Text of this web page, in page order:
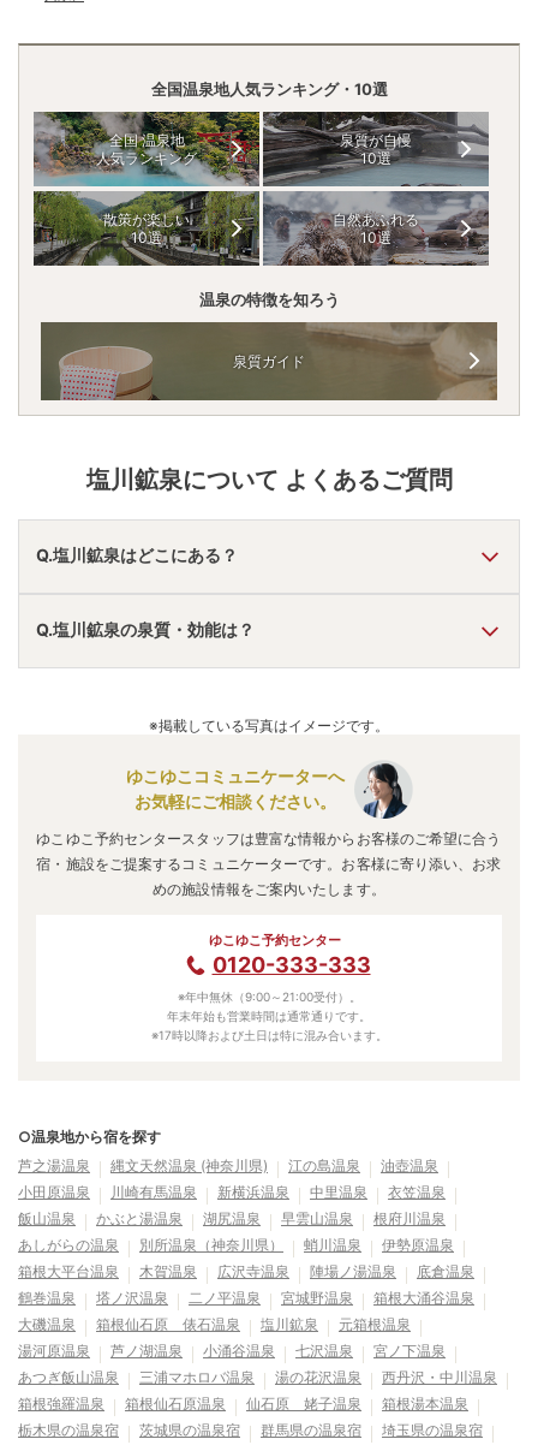
全国温泉地人気ランキング・10選
全国 温泉地
人気ランキング
泉質が自慢
10選
散策が楽しい
10選
自然あふれる
10選
温泉の特徴を知ろう
泉質ガイド
塩川鉱泉について よくあるご質問
Q.塩川鉱泉はどこにある？
A. 塩川鉱泉 は、神奈川県愛甲郡相川町半原914
にあります。
車でお越しの方は、東名高速道路厚木ICから車で約30分。
電車でお越しの方は、小田急線本厚木駅からバスで約1時
Q.塩川鉱泉の泉質・効能は？
※掲載している写真はイメージです。
ゆこゆこコミュニケーターへ
お気軽にご相談ください。
ゆこゆこ予約センタースタッフは豊富な情報からお客様のご希望に合う
宿・施設をご提案するコミュニケーターです。お客様に寄り添い、お求
めの施設情報をご案内いたします。
ゆこゆこ予約センター
0120-333-333
※年中無休（9:00～21:00受付）。
年末年始も営業時間は通常通りです。
※17時以降および土日は特に混み合います。
○温泉地から宿を探す
芦之湯温泉
縄文天然温泉 (神奈川県) 江の島温泉
油壺温泉
小田原温泉
川崎有馬温泉 新横浜温泉 中里温泉
衣笠温泉
飯山温泉
かぶと湯温泉 湖尻温泉 早雲山温泉
根府川温泉
あしがらの温泉
別所温泉（神奈川県） 蛸川温泉
伊勢原温泉
箱根大平台温泉
木賀温泉 広沢寺温泉 陣場ノ湯温泉
底倉温泉
鶴巻温泉
塔ノ沢温泉 二ノ平温泉 宮城野温泉
箱根大涌谷温泉
大磯温泉
箱根仙石原 俵石温泉 塩川鉱泉
元箱根温泉
湯河原温泉
芦ノ湖温泉 小涌谷温泉 七沢温泉
宮ノ下温泉
あつぎ飯山温泉
三浦マホロバ温泉 湯の花沢温泉
西丹沢・中川温泉
箱根強羅温泉
箱根仙石原温泉 仙石原 姥子温泉
箱根湯本温泉
栃木県の温泉宿
茨城県の温泉宿 群馬県の温泉宿
埼玉県の温泉宿